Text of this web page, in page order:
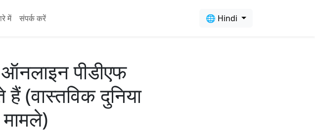
में संपर्क करें 🌐 Hindi
ऑनलाइन पीडीएफ
(वास्तविक दुनिया